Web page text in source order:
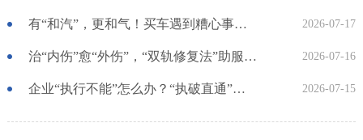
有“和汽”，更和气！买车遇到糟心事？这个工作室帮您解忧 2026-07-17
治“内伤”愈“外伤”，“双轨修复法”助服刑人员走向新生 2026-07-16
企业“执行不能”怎么办？“执破直通”点亮重生之光！ 2026-07-15